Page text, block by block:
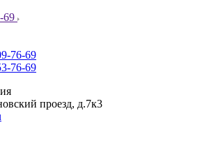
69
76-69
76-69
проезд, д.7к3